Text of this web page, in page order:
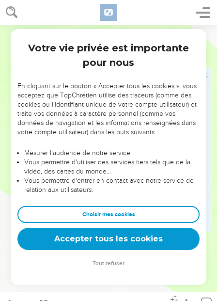
17
28 Ce sera comme à l’époque de Lot : les hommes
mangeaient, buvaient, achetaient, vendaient, plantaient,
construisaient,
mais le jour où Lot est sorti de Sodome, une pluie de feu
et de soufre est tombée du ciel et les a tous fait mourir.
» Ce jour-là, que celui qui sera sur le toit et qui aura ses
affaires dans la maison ne descende pas pour les prendre et
que celui qui sera dans les champs ne retourne pas non plus
en arrière.
Celui qui cherchera à sauver sa vie la perdra, et celui qui la
perdra la conservera.
Je vous le dis, cette nuit-là, deux personnes seront dans
un même lit : l'une sera prise et l'autre laissée ;
deux femmes moudront ensemble : l'une sera prise et
l'autre laissée ;
[deux hommes seront dans un champ : l'un sera pris et
l'autre laissé. ] »
Les disciples lui dirent : « Où cela se passera-t-il,
Votre vie privée est importante
pour nous
En cliquant sur le bouton « Accepter tous les cookies », vous
acceptez que TopChrétien utilise des traceurs (comme des
cookies ou l'identifiant unique de votre compte utilisateur) et
traite vos données à caractère personnel (comme vos
données de navigation et les informations renseignées dans
votre compte utilisateur) dans les buts suivants :
Mesurer l'audience de notre service
Vous permettre d'utiliser des services tiers tels que de la
vidéo, des cartes du monde…
Vous permettre d'entrer en contact avec notre service de
relation aux utilisateurs.
Choisir mes cookies
Accepter tous les cookies
Tout refuser